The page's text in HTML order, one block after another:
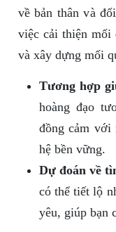
về bản thân và
việc cải thiện mối
và xây dựng mối
Tương hợp
hoàng đạo
đồng cảm với
hệ bền vững.
Dự đoán về
có thể tiết lộ
yêu, giúp bạn